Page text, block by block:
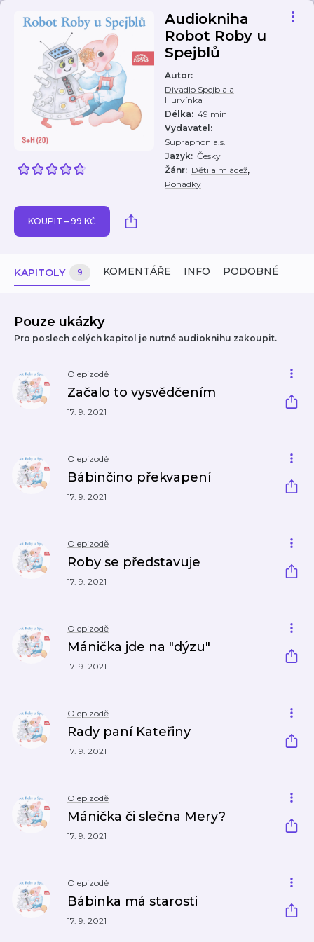
Audiokniha
Robot Roby u
Spejblů
Autor:
Divadlo Spejbla a
Hurvínka
Délka: 49 min
Vydavatel :
Supraphon a.s.
Jazyk: Česky
Žánr: Děti a mládež,
Pohádky
KOUPIT – 99 KČ
KAPITOLY 9 KOMENTÁŘE INFO PODOBNÉ
Pouze ukázky
Pro poslech celých kapitol je nutné audioknihu zakoupit.
O epizodě
Začalo to vysvědčením
17. 9. 2021
O epizodě
Bábinčino překvapení
17. 9. 2021
O epizodě
Roby se představuje
17. 9. 2021
O epizodě
Mánička jde na "dýzu"
17. 9. 2021
O epizodě
Rady paní Kateřiny
17. 9. 2021
O epizodě
Mánička či slečna Mery?
17. 9. 2021
O epizodě
Bábinka má starosti
17. 9. 2021